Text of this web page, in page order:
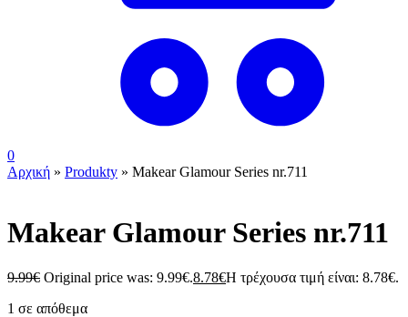
0
Αρχική » Produkty » Makear Glamour Series nr.711
Makear Glamour Series nr.711
9.99€ Original price was: 9.99€.8.78€Η τρέχουσα τιμή είναι: 8.78€.
1 σε απόθεμα